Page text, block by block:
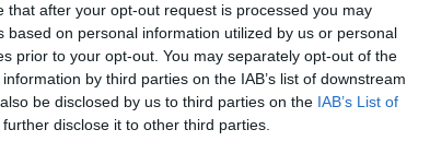
that after your opt-out request is processed you may
based on personal information utilized by us or personal
prior to your opt-out. You may separately opt-out of the
by third parties on the IAB’s list of downstream
be disclosed by us to third parties on the IAB’s List of
disclose it to other third parties.